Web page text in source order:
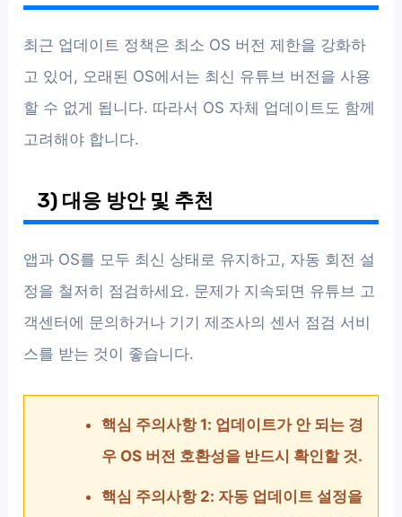
최근 업데이트 정책은 최소 OS 버전 제한을 강화하
고 있어, 오래된 OS에서는 최신 유튜브 버전을 사용
할 수 없게 됩니다. 따라서 OS 자체 업데이트도 함께
고려해야 합니다.
3) 대응 방안 및 추천
앱과 OS를 모두 최신 상태로 유지하고, 자동 회전 설
정을 철저히 점검하세요. 문제가 지속되면 유튜브 고
객센터에 문의하거나 기기 제조사의 센서 점검 서비
스를 받는 것이 좋습니다.
핵심 주의사항 1: 업데이트가 안 되는 경
우 OS 버전 호환성을 반드시 확인할 것.
핵심 주의사항 2: 자동 업데이트 설정을